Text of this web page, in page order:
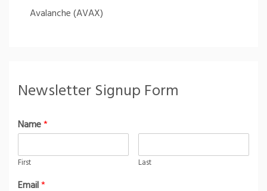
Avalanche (AVAX)
Newsletter Signup Form
Name*
First Last
Email*